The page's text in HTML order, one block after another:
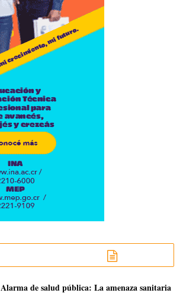
​Alarma de salud pública: La amenaza sanitaria